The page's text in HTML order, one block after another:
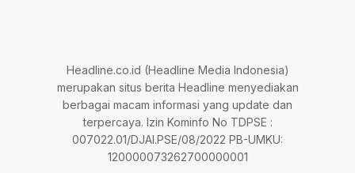
Headline.co.id (Headline Media Indonesia)
merupakan situs berita Headline menyediakan
berbagai macam informasi yang update dan
terpercaya. Izin Kominfo No TDPSE :
007022.01/DJAI.PSE/08/2022 PB-UMKU:
120000073262700000001